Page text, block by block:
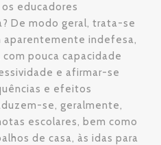
educadores
De modo geral, trata-se
aparentemente indefesa,
pouca capacidade
e afirmar-se
e efeitos
se, geralmente,
escolares, bem como
de casa, às idas para